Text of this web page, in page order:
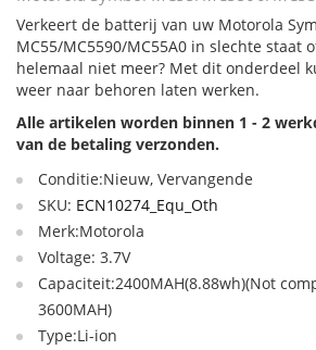
Verkeert de batterij van uw Motorola
MC55/MC5590/MC55A0 in slechte staat
helemaal niet meer? Met dit onderdeel
weer naar behoren laten werken.
Alle artikelen worden binnen 1 - 2
van de betaling verzonden.
Conditie:Nieuw, Vervangende
SKU: ECN10274_Equ_Oth
Merk:Motorola
Voltage: 3.7V
Capaciteit:2400MAH(8.88wh)(Not
3600MAH)
Type:Li-ion